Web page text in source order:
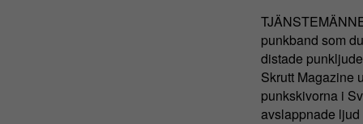
punkband som
distade
Skrutt Magazine
punkskivorna i
avslappnade